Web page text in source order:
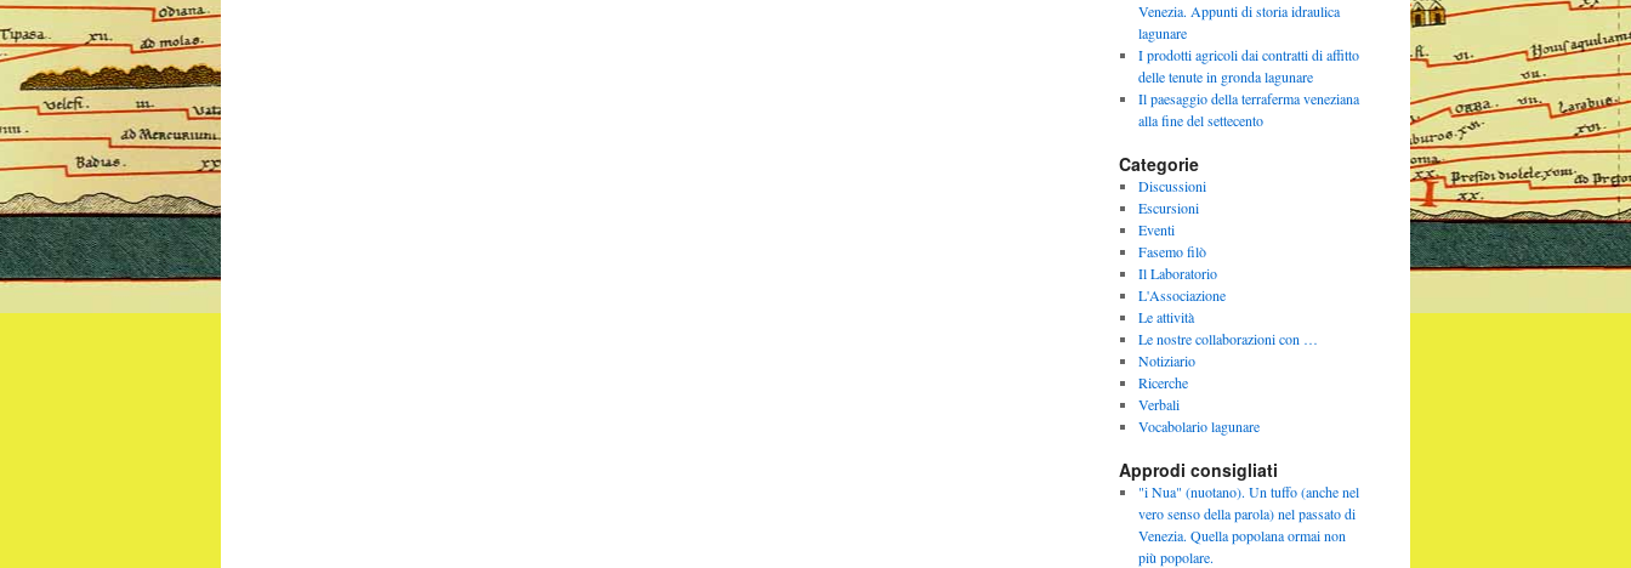
Venezia. Appunti di storia idraulica
lagunare
I prodotti agricoli dai contratti di affitto
delle tenute in gronda lagunare
Il paesaggio della terraferma veneziana
alla fine del settecento
Categorie
Discussioni
Escursioni
Eventi
Fasemo filò
Il Laboratorio
L'Associazione
Le attività
Le nostre collaborazioni con …
Notiziario
Ricerche
Verbali
Vocabolario lagunare
Approdi consigliati
"i Nua" (nuotano). Un tuffo (anche nel
vero senso della parola) nel passato di
Venezia. Quella popolana ormai non
più popolare.